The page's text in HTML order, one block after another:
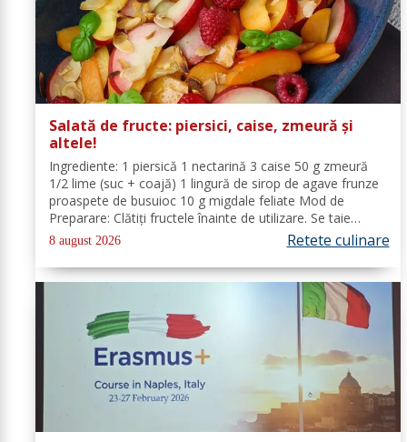
Salată de fructe: piersici, caise, zmeură și
altele!
Ingrediente: 1 piersică 1 nectarină 3 caise 50 g zmeură
1/2 lime (suc + coajă) 1 lingură de sirop de agave frunze
proaspete de busuioc 10 g migdale feliate Mod de
Preparare: Clătiți fructele înainte de utilizare. Se taie
piersicile, nectarinele și caisele în felii subțiri. Stoarceți
lămâia și...
8 august 2026 Retete culinare